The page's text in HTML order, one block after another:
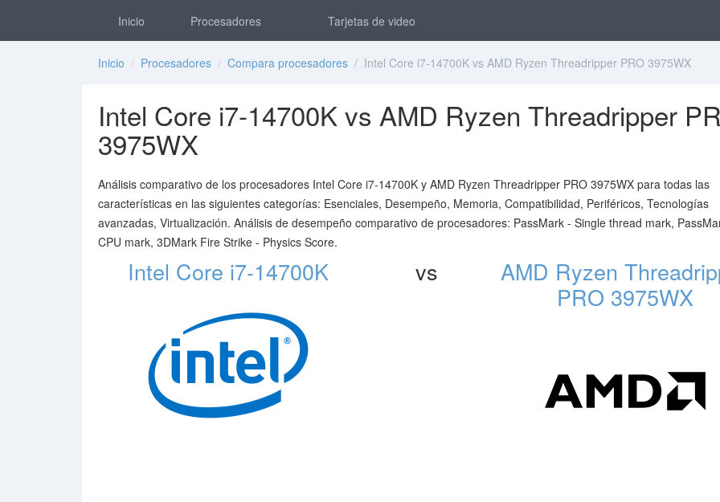
Inicio Procesadores Tarjetas de video
Inicio / Procesadores / Compara procesadores / Intel Core i7-14700K vs AMD Ryzen Threadripper PRO 3975WX
Intel Core i7-14700K vs AMD Ryzen Threadripper
3975WX
Análisis comparativo de los procesadores Intel Core i7-14700K y AMD Ryzen Threadripper PRO 3975WX para todas las
características en las siguientes categorías: Esenciales, Desempeño, Memoria, Compatibilidad, Periféricos, Tecnologías
avanzadas, Virtualización. Análisis de desempeño comparativo de procesadores: PassMark - Single thread mark,
CPU mark, 3DMark Fire Strike - Physics Score.
Intel Core i7-14700K vs
AMD Ryzen
PRO 3975WX